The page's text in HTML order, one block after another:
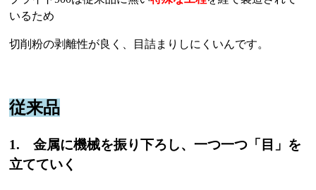
いるため
切削粉の剥離性が良く、目詰まりしにくいんです。
従来品
1. 金属に機械を振り下ろし、一つ一つ「目」を
立てていく